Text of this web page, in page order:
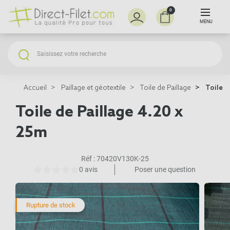
0
MENU
Accueil Paillage et géotextile Toile de Paillage Toile
Toile de Paillage 4.20 x
25m
Réf :70420V130K-25
0 avis
Poser une question
Rupture de stock